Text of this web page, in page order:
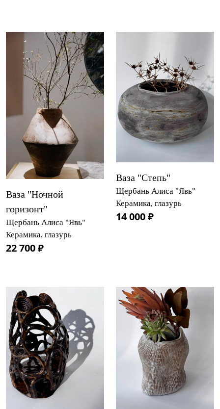
Ваза "Ночной
горизонт"
Щербань Алиса "Явь"
Керамика, глазурь
22 700 ₽
Ваза "Степь"
Щербань Алиса "Явь"
Керамика, глазурь
14 000 ₽